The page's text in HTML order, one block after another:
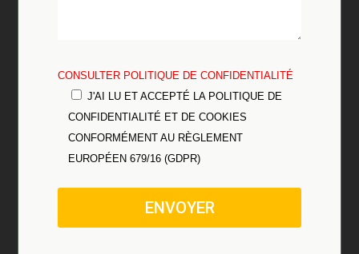
CONSULTER POLITIQUE DE CONFIDENTIALITÉ
J'AI LU ET ACCEPTÉ LA POLITIQUE DE
CONFIDENTIALITÉ ET DE COOKIES
CONFORMÉMENT AU RÈGLEMENT
EUROPÉEN 679/16 (GDPR)
ENVOYER